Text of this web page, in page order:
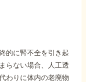
的に腎不全を引き起
らない場合、人工透
わりに体内の老廃物